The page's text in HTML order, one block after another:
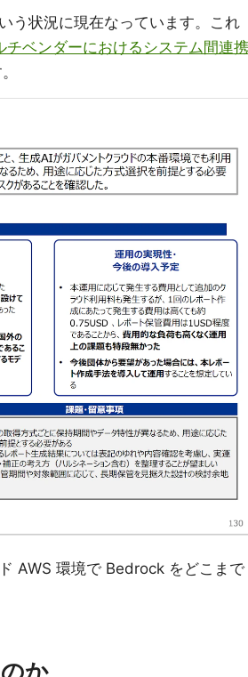
う状況に現在なっています。これ
ベンダーにおけるシステム間連携
AWS 環境で Bedrock をどこまで
か